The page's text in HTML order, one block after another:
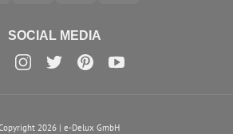
SOCIAL MEDIA
2026 | e-Delux GmbH